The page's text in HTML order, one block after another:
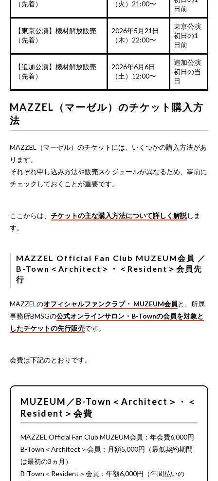
（先着） （火）21:00〜
日前
【東京公演】機材解放販売
（先着）
2026年5月21日
（木）22:00〜
東京公演
初日の1
日前
【追加公演】機材解放販売
（先着）
2026年6月6日
（土）12:00〜
追加公演
初日の当
日
MAZZEL（マーゼル）のチケット購入方
法
MAZZEL（マーゼル）のチケットには、いくつかの購入方法があ
ります。
それぞれ申し込み方法や販売スケジュールが異なるため、事前に
チェックしておくことが重要です。
ここからは、 チケットの主な購入方法について詳しく解説しま
す。
MAZZEL Official Fan Club MUZEUM会員 ／
B-Town＜Architect＞・＜Resident＞会員先
行
MAZZELのオフィシャルファンクラブ・ MUZEUM会員と、所属
事務所BMSGの公式オンラインサロン・B-Townの会員を対象と
したチケットの先行販売です。
会費は下記のとおりです。
MUZEUM／B-Town＜Architect＞・＜
Resident＞会費
MAZZEL Official Fan Club MUZEUM会員：年会費6,000円
B-Town＜Architect＞会員：月額5,000円（最低契約期間
は最初の3ヵ月）
B-Town＜Resident＞会員：年額6,000円（年間払いの